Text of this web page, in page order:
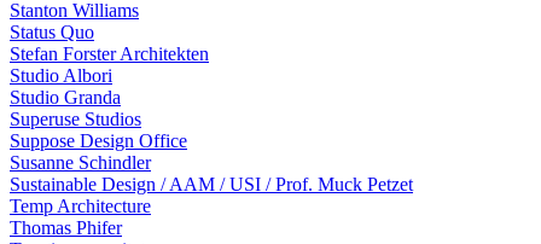
Stanton Williams
Status Quo
Stefan Forster Architekten
Studio Albori
Studio Granda
Superuse Studios
Suppose Design Office
Susanne Schindler
Sustainable Design / AAM / USI / Prof. Muck Petzet
Temp Architecture
Thomas Phifer